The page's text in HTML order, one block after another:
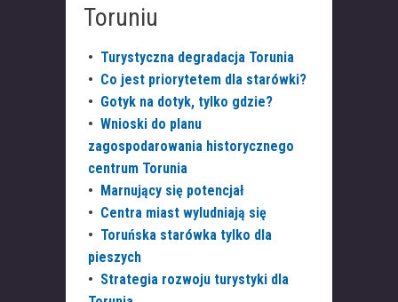
Toruniu
• Turystyczna degradacja Torunia
• Co jest priorytetem dla starówki?
• Gotyk na dotyk, tylko gdzie?
• Wnioski do planu
zagospodarowania historycznego
centrum Torunia
•
Marnujący się potencjał
• Centra miast wyludniają się
• Toruńska starówka tylko dla
pieszych
• Strategia rozwoju turystyki dla